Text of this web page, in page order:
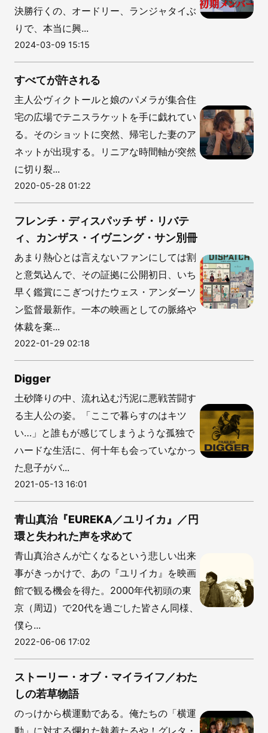
決勝行くの、オードリー、ランジャタイぶ
りで、本当に興...
2024-03-09 15:15
すべてが許される
主人公ヴィクトールと娘のパメラが集合住
宅の広場でテニスラケットを手に戯れてい
る。そのショットに突然、帰宅した妻のア
ネットが出現する。リニアな時間軸が突然
に切り裂...
2020-05-28 01:22
フレンチ・ディスパッチ ザ・リバテ
ィ、カンザス・イヴニング・サン別冊
あまり熱心とは言えないファンにしては割
と意気込んで、その証拠に公開初日、いち
早く鑑賞にこぎつけたウェス・アンダーソ
ン監督最新作。一本の映画としての脈絡や
体裁を棄...
2022-01-29 02:18
Digger
土砂降りの中、流れ込む汚泥に悪戦苦闘す
る主人公の姿。「ここで暮らすのはキツ
い…」と誰もが感じてしまうような孤独で
ハードな生活に、何十年も会っていなかっ
た息子がバ...
2021-05-13 16:01
青山真治『EUREKA／ユリイカ』／円
環と失われた声を求めて
青山真治さんが亡くなるという悲しい出来
事がきっかけで、あの『ユリイカ』を映画
館で観る機会を得た。2000年代初頭の東
京（周辺）で20代を過ごした皆さん同様、
僕ら...
2022-06-06 17:02
ストーリー・オブ・マイライフ／わた
しの若草物語
のっけから横運動である。俺たちの「横運
動」に対する爛れた執着たるや！グレタ・